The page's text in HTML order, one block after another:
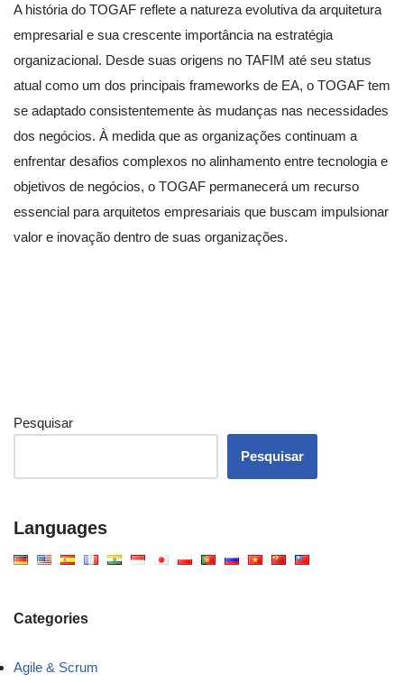
A história do TOGAF reflete a natureza evolutiva da arquitetura
empresarial e sua crescente importância na estratégia
organizacional. Desde suas origens no TAFIM até seu status
atual como um dos principais frameworks de EA, o TOGAF tem
se adaptado consistentemente às mudanças nas necessidades
dos negócios. À medida que as organizações continuam a
enfrentar desafios complexos no alinhamento entre tecnologia e
objetivos de negócios, o TOGAF permanecerá um recurso
essencial para arquitetos empresariais que buscam impulsionar
valor e inovação dentro de suas organizações.
Pesquisar
Pesquisar
Languages
Categories
Agile & Scrum